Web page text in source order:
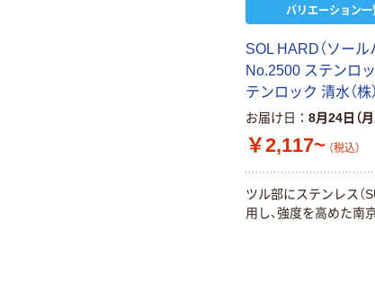
バリエーション一
SOL HARD（ソール
No.2500 ステンロ
テンロック 清水（株）
お届け日 8月24日（月
￥2,117~ （税込）
ツル部にステンレス（
用し、強度を高めた南